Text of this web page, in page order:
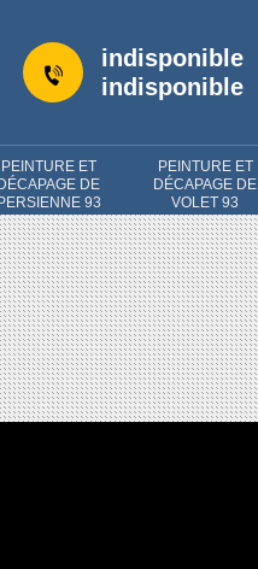
indisponible
indisponible
PEINTURE ET
DE
93
PEINTURE ET
DÉCAPAGE DE
VOLET 93